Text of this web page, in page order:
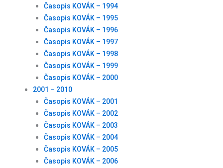
Časopis KOVÁK – 1994
Časopis KOVÁK – 1995
Časopis KOVÁK – 1996
Časopis KOVÁK – 1997
Časopis KOVÁK – 1998
Časopis KOVÁK – 1999
Časopis KOVÁK – 2000
2001 – 2010
Časopis KOVÁK – 2001
Časopis KOVÁK – 2002
Časopis KOVÁK – 2003
Časopis KOVÁK – 2004
Časopis KOVÁK – 2005
Časopis KOVÁK – 2006